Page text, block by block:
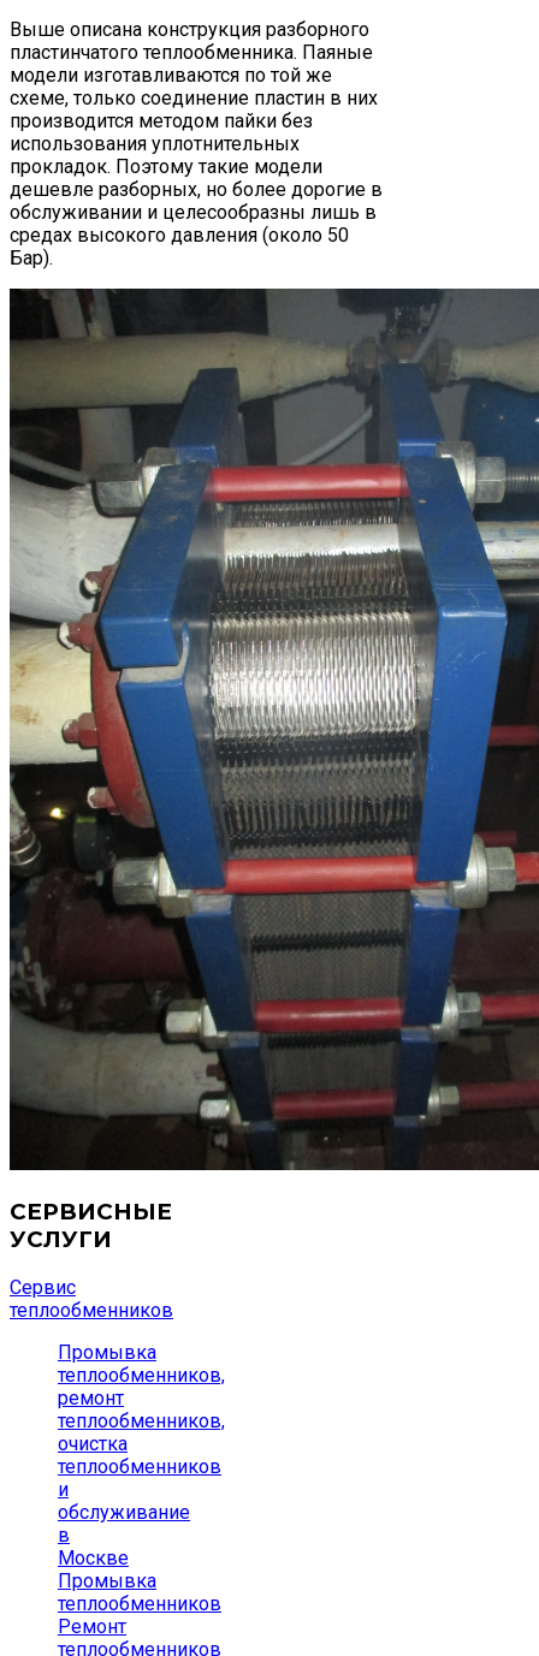
Выше описана конструкция разборного
пластинчатого теплообменника. Паяные
модели изготавливаются по той же
схеме, только соединение пластин в них
производится методом пайки без
использования уплотнительных
прокладок. Поэтому такие модели
дешевле разборных, но более дорогие в
обслуживании и целесообразны лишь в
средах высокого давления (около 50
Бар).
СЕРВИСНЫЕ
УСЛУГИ
Сервис
теплообменников
Промывка
теплообменников,
ремонт
теплообменников,
очистка
теплообменников
и
обслуживание
в
Москве
Промывка
теплообменников
Ремонт
теплообменников